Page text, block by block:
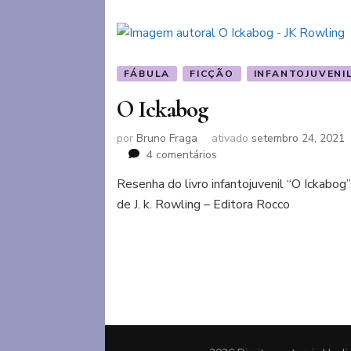
FÁBULA FICÇÃO
O Ickabog
porBruno Fraga ativado setembro 24, 2021
4 comentários
Ickabog
Resenha do livro infantojuvenil “O
de J. k. Rowling – Editora Rocco